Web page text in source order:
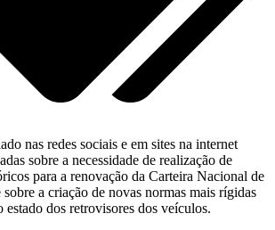
nas redes sociais e em sites na internet
sobre a necessidade de realização de
para a renovação da Carteira Nacional de
a criação de novas normas mais rígidas
estado dos retrovisores dos veículos.